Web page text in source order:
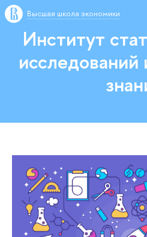
Высшая школа экономики
Институт